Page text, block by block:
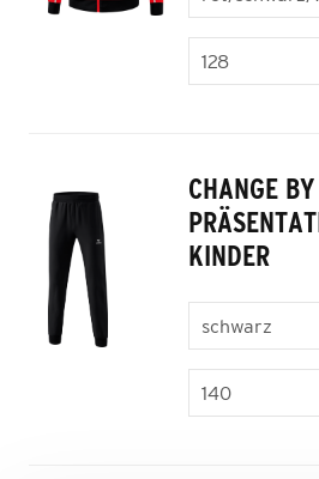
CHANGE
KINDER